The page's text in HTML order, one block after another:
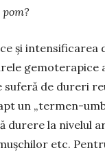
și intensificarea
gemoterapice
de dureri
un „ter­men-
durere la nivelul
etc.